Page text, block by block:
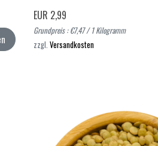
EUR 2,99
Grundpreis : €7,47 / 1 Kilogramm
zzgl. Versandkosten